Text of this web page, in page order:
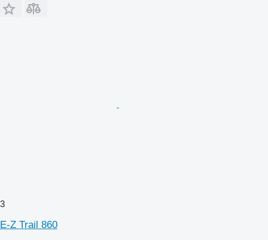
3
E-Z Trail 860